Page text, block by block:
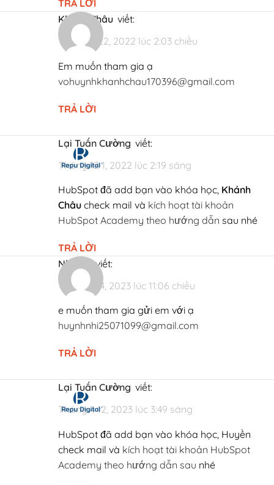
TRẢ LỜI
Khánh Châu viết:
Tháng 9 22, 2022 lúc 2:03 chiều
Em muốn tham gia ạ
vohuynhkhanhchau170396@gmail.com
TRẢ LỜI
Lại Tuấn Cường viết:
Tháng 12 1, 2022 lúc 2:19 sáng
HubSpot đã add bạn vào khóa học, Khánh
Châu check mail và kích hoạt tài khoản
HubSpot Academy theo hướng dẫn sau nhé
TRẢ LỜI
Nhi Nhi
viết:
Tháng 1 14, 2023 lúc 11:06 chiều
e muốn tham gia gửi em với ạ
huynhnhi25071099@gmail.com
TRẢ LỜI
Lại Tuấn Cường viết:
Tháng 4 12, 2023 lúc 3:49 sáng
HubSpot đã add bạn vào khóa học, Huyền
check mail và kích hoạt tài khoản HubSpot
Academy theo hướng dẫn sau nhé